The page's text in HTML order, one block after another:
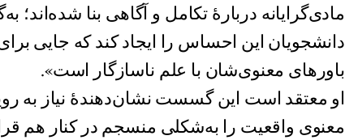
مادی‌گرایانه دربارهٔ تکامل و آگاهی بنا شده‌اند؛
دانشجویان این احساس را ایجاد کند که جایی
باورهای معنوی‌شان با علم ناسازگار است».
او معتقد است این گسست نشان‌دهندهٔ نیاز به
معنوی واقعیت را به‌شکلی منسجم در کنار هم